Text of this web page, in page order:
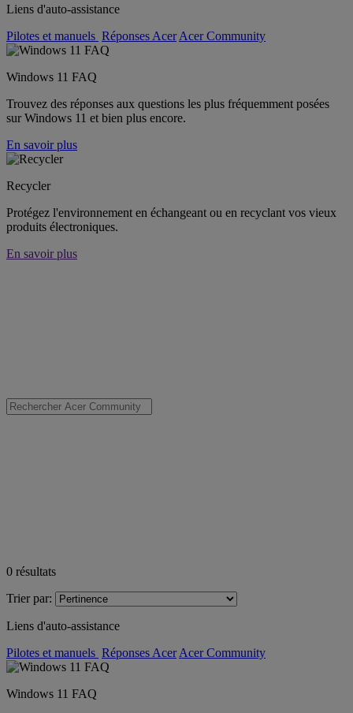
Liens d'auto-assistance
Pilotes et manuels Réponses Acer Acer Community
Windows 11 FAQ
Trouvez des réponses aux questions les plus fréquemment posées
sur Windows 11 et bien plus encore.
En savoir plus
Recycler
Protégez l'environnement en échangeant ou en recyclant vos vieux
produits électroniques.
En savoir plus
0 résultats
Trier par:
Liens d'auto-assistance
Pilotes et manuels Réponses Acer Acer Community
Windows 11 FAQ